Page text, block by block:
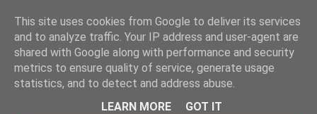
KATEHACKER
This site uses cookies from Google to deliver its services
and to analyze traffic. Your IP address and user-agent are
shared with Google along with performance and security
metrics to ensure quality of service, generate usage
statistics, and to detect and address abuse.
LEARN MORE
GOT IT